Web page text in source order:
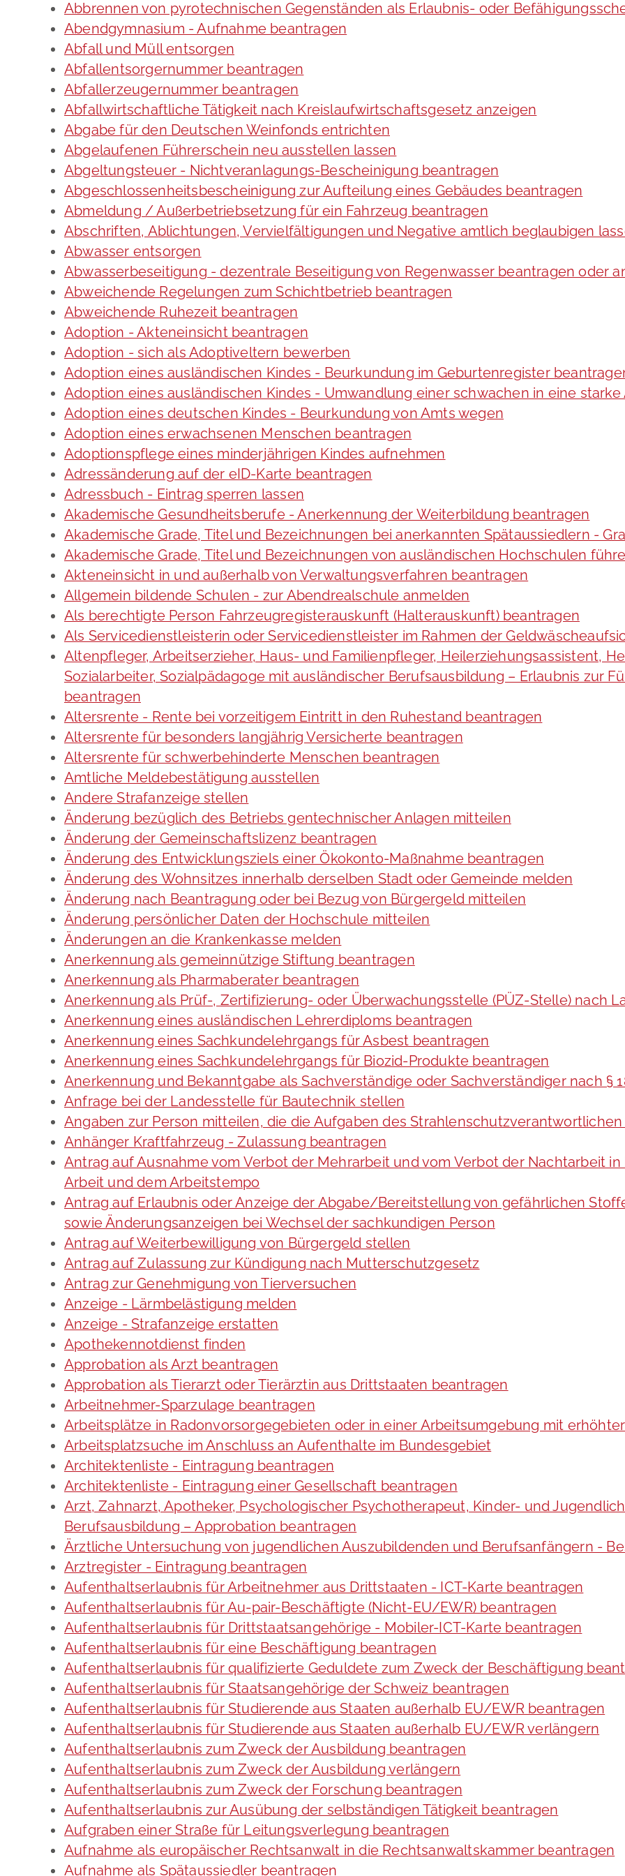
Abbrennen von pyrotechnischen Gegenständen als Erlaubnis- oder
Abendgymnasium - Aufnahme beantragen
Abfall und Müll entsorgen
Abfallentsorgernummer beantragen
Abfallerzeugernummer beantragen
Abfallwirtschaftliche Tätigkeit nach Kreislaufwirtschaftsgesetz anzeigen
Abgabe für den Deutschen Weinfonds entrichten
Abgelaufenen Führerschein neu ausstellen lassen
Abgeltungsteuer - Nichtveranlagungs-Bescheinigung beantragen
Abgeschlossenheitsbescheinigung zur Aufteilung eines Gebäudes beantragen
Abmeldung / Außerbetriebsetzung für ein Fahrzeug beantragen
Abschriften, Ablichtungen, Vervielfältigungen und Negative amtlich beglaubigen
Abwasser entsorgen
Abwasserbeseitigung - dezentrale Beseitigung von Regenwasser beantragen oder
Abweichende Regelungen zum Schichtbetrieb beantragen
Abweichende Ruhezeit beantragen
Adoption - Akteneinsicht beantragen
Adoption - sich als Adoptiveltern bewerben
Adoption eines ausländischen Kindes - Beurkundung im Geburtenregister
Adoption eines ausländischen Kindes - Umwandlung einer schwachen in eine starke
Adoption eines deutschen Kindes - Beurkundung von Amts wegen
Adoption eines erwachsenen Menschen beantragen
Adoptionspflege eines minderjährigen Kindes aufnehmen
Adressänderung auf der eID-Karte beantragen
Adressbuch - Eintrag sperren lassen
Akademische Gesundheitsberufe - Anerkennung der Weiterbildung beantragen
Akademische Grade, Titel und Bezeichnungen bei anerkannten Spätaussiedlern -
Akademische Grade, Titel und Bezeichnungen von ausländischen Hochschulen
Akteneinsicht in und außerhalb von Verwaltungsverfahren beantragen
Allgemein bildende Schulen - zur Abendrealschule anmelden
Als berechtigte Person Fahrzeugregisterauskunft (Halterauskunft) beantragen
Als Servicedienstleisterin oder Servicedienstleister im Rahmen der
Altenpfleger, Arbeitserzieher, Haus- und Familienpfleger, Heilerziehungsassistent,
Sozialarbeiter, Sozialpädagoge mit ausländischer Berufsausbildung – Erlaubnis zur
beantragen
Altersrente - Rente bei vorzeitigem Eintritt in den Ruhestand beantragen
Altersrente für besonders langjährig Versicherte beantragen
Altersrente für schwerbehinderte Menschen beantragen
Amtliche Meldebestätigung ausstellen
Andere Strafanzeige stellen
Änderung bezüglich des Betriebs gentechnischer Anlagen mitteilen
Änderung der Gemeinschaftslizenz beantragen
Änderung des Entwicklungsziels einer Ökokonto-Maßnahme beantragen
Änderung des Wohnsitzes innerhalb derselben Stadt oder Gemeinde melden
Änderung nach Beantragung oder bei Bezug von Bürgergeld mitteilen
Änderung persönlicher Daten der Hochschule mitteilen
Änderungen an die Krankenkasse melden
Anerkennung als gemeinnützige Stiftung beantragen
Anerkennung als Pharmaberater beantragen
Anerkennung als Prüf-, Zertifizierung- oder Überwachungsstelle (PÜZ-Stelle) nach
Anerkennung eines ausländischen Lehrerdiploms beantragen
Anerkennung eines Sachkundelehrgangs für Asbest beantragen
Anerkennung eines Sachkundelehrgangs für Biozid-Produkte beantragen
Anerkennung und Bekanntgabe als Sachverständige oder Sachverständiger nach §
Anfrage bei der Landesstelle für Bautechnik stellen
Angaben zur Person mitteilen, die die Aufgaben des Strahlenschutzverantwortlichen
Anhänger Kraftfahrzeug - Zulassung beantragen
Antrag auf Ausnahme vom Verbot der Mehrarbeit und vom Verbot der Nachtarbeit in
Arbeit und dem Arbeitstempo
Antrag auf Erlaubnis oder Anzeige der Abgabe/Bereitstellung von gefährlichen
sowie Änderungsanzeigen bei Wechsel der sachkundigen Person
Antrag auf Weiterbewilligung von Bürgergeld stellen
Antrag auf Zulassung zur Kündigung nach Mutterschutzgesetz
Antrag zur Genehmigung von Tierversuchen
Anzeige - Lärmbelästigung melden
Anzeige - Strafanzeige erstatten
Apothekennotdienst finden
Approbation als Arzt beantragen
Approbation als Tierarzt oder Tierärztin aus Drittstaaten beantragen
Arbeitnehmer-Sparzulage beantragen
Arbeitsplätze in Radonvorsorgegebieten oder in einer Arbeitsumgebung mit
Arbeitsplatzsuche im Anschluss an Aufenthalte im Bundesgebiet
Architektenliste - Eintragung beantragen
Architektenliste - Eintragung einer Gesellschaft beantragen
Arzt, Zahnarzt, Apotheker, Psychologischer Psychotherapeut, Kinder- und
Berufsausbildung – Approbation beantragen
Ärztliche Untersuchung von jugendlichen Auszubildenden und Berufsanfängern -
Arztregister - Eintragung beantragen
Aufenthaltserlaubnis für Arbeitnehmer aus Drittstaaten - ICT-Karte beantragen
Aufenthaltserlaubnis für Au-pair-Beschäftigte (Nicht-EU/EWR) beantragen
Aufenthaltserlaubnis für Drittstaatsangehörige - Mobiler-ICT-Karte beantragen
Aufenthaltserlaubnis für eine Beschäftigung beantragen
Aufenthaltserlaubnis für qualifizierte Geduldete zum Zweck der Beschäftigung
Aufenthaltserlaubnis für Staatsangehörige der Schweiz beantragen
Aufenthaltserlaubnis für Studierende aus Staaten außerhalb EU/EWR beantragen
Aufenthaltserlaubnis für Studierende aus Staaten außerhalb EU/EWR verlängern
Aufenthaltserlaubnis zum Zweck der Ausbildung beantragen
Aufenthaltserlaubnis zum Zweck der Ausbildung verlängern
Aufenthaltserlaubnis zum Zweck der Forschung beantragen
Aufenthaltserlaubnis zur Ausübung der selbständigen Tätigkeit beantragen
Aufgraben einer Straße für Leitungsverlegung beantragen
Aufnahme als europäischer Rechtsanwalt in die Rechtsanwaltskammer beantragen
Aufnahme als Spätaussiedler beantragen